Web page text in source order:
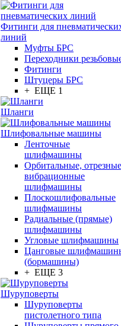
Фитинги для
линий
Муфты БРС
Переходники
Фитинги
Штуцеры БРС
+ ЕЩЕ 1
Шланги
Шлифовальные машины
Ленточные
шлифмашины
Орбитальные,
вибрационные
шлифмашины
Плоскошлифовальные
шлифмашины
Радиальные (прямые)
шлифмашины
Угловые шлифмашины
Цанговые
(бормашины)
+ ЕЩЕ 3
Шуруповерты
Шуруповерты
пистолетного типа